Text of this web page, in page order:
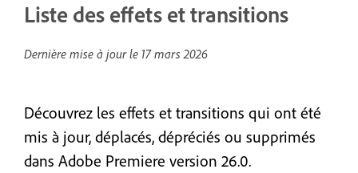
Liste des effets et transitions
Dernière mise à jour le 17 mars 2026
Découvrez les effets et transitions qui ont été
mis à jour, déplacés, dépréciés ou supprimés
dans Adobe Premiere version 26.0.